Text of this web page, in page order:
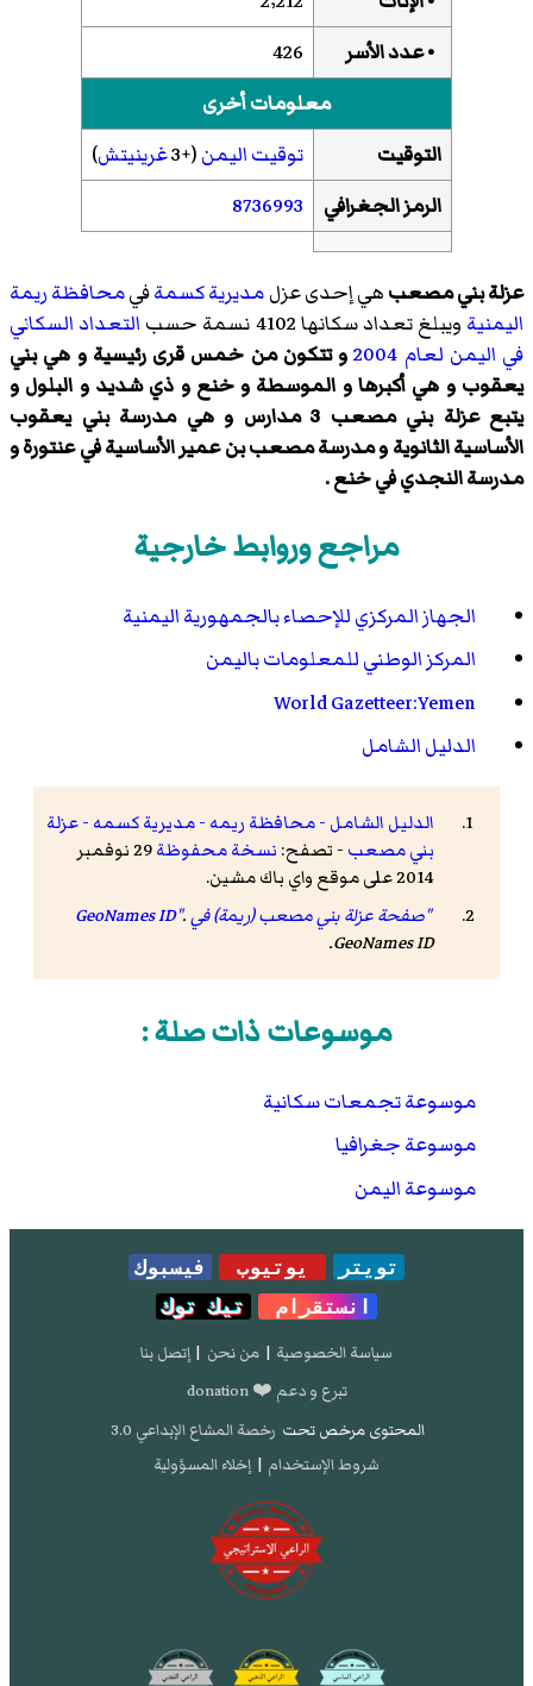
• عدد الأسر
426
معلومات أخرى
التوقيت
توقيت اليمن(+3 غرينيتش)
الرمز الجغرافي
8736993
عزلة بني مصعبهي إحدى عزلمديرية كسمةفيمحافظة ريمة
اليمنية ويبلغ تعداد سكانها 4102 نسمة حسب
التعداد السكاني
في اليمن لعام 2004
و تتكون من خمس قرى رئيسية و هي بني
يعقوب و هي أكبرها و الموسطة و خنع و ذي شديد و البلول و
يتبع عزلة بني مصعب 3 مدارس و هي مدرسة بني يعقوب
الأساسية الثانوية و مدرسة مصعب بن عمير الأساسية في عنتورة و
مدرسة النجدي في خنع .
مراجع وروابط خارجية
الجهاز المركزي للإحصاء بالجمهورية اليمنية
المركز الوطني للمعلومات باليمن
World Gazetteer:Yemen
الدليل الشامل
الدليل الشامل - محافظة ريمه - مديرية كسمه - عزلة
بني مصعب - تصفح: نسخة محفوظة
29 نوفمبر
2014 على موقع واي باك مشين.
"صفحة عزلة بني مصعب (ريمة) في GeoNames ID".
GeoNames ID
.
موسوعات ذات صلة :
موسوعة تجمعات سكانية
موسوعة جغرافيا
موسوعة اليمن
تويتر يوتيوب
فيسبوك
انستقرام
تيك توك
سياسة الخصوصية | من نحن | إتصل بنا
تبرع و دعم ❤️ donation
المحتوى مرخص تحت رخصة المشاع الإبداعي 3.0
شروط الإستخدام | إخلاء المسؤولية